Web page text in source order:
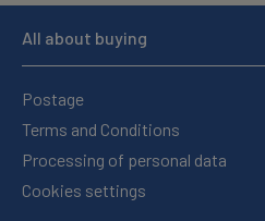
All about buying
Postage
Terms and Conditions
Processing of personal data
Cookies settings